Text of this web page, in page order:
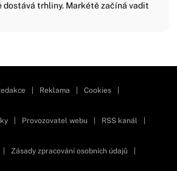
dostává trhliny. Markétě začíná vadit
Reklama Cookies
Provozovatel webu RSS kanál
Zásady zpracování osobních údajů